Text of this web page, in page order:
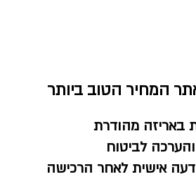
המחיר הטוב ביותר
באריזה מהודרת
לביטוח
אישית לאחר הרכישה